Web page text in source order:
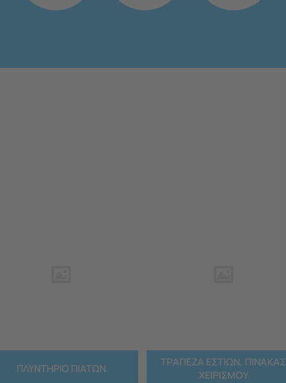
ΠΛΥΝΤΗΡΙΟ ΠΙΑΤΩΝ
ΤΡΑΠΕΖΑ ΕΣΤΙΩΝ, ΠΙΝΑΚΑΣ
ΧΕΙΡΙΣΜΟΥ